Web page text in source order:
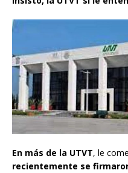
En más de la UTVT, le
recientemente se